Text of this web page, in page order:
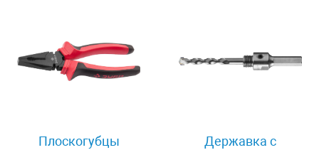
Плоскогубцы
Державка с